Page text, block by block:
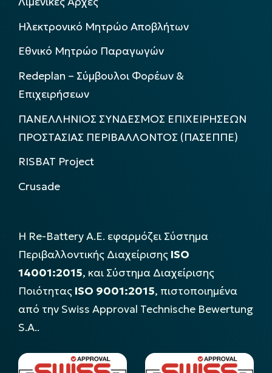
Ηλεκτρονικό Μητρώο Αποβλήτων
Εθνικό Μητρώο Παραγωγών
Redeplan – Σύμβουλοι Φορέων &
Επιχειρήσεων
ΠΑΝΕΛΛΗΝΙΟΣ ΣΥΝΔΕΣΜΟΣ ΕΠΙΧΕΙΡΗΣΕΩΝ
ΠΡΟΣΤΑΣΙΑΣ ΠΕΡΙΒΑΛΛΟΝΤΟΣ (ΠΑΣΕΠΠΕ)
RISBAT Project
Crusade
Η Re-Battery Α.Ε. εφαρμόζει Σύστημα
Περιβαλλοντικής Διαχείρισης ISO
14001:2015, και Σύστημα Διαχείρισης
Ποιότητας ISO 9001:2015, πιστοποιημένα
από την Swiss Approval Technische Bewertung
S.A..